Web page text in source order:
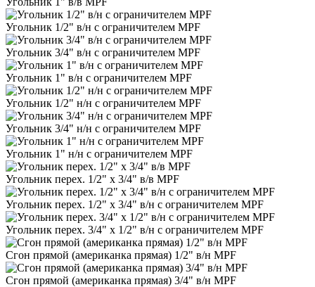
Угольник 1/2" в/н с ограничителем MPF
Угольник 3/4" в/н с ограничителем MPF
Угольник 1" в/н с ограничителем MPF
Угольник 1/2" н/н с ограничителем MPF
Угольник 3/4" н/н с ограничителем MPF
Угольник 1" н/н с ограничителем MPF
Угольник перех. 1/2" х 3/4" в/в MPF
Угольник перех. 1/2" х 3/4" в/н с ограничителем MPF
Угольник перех. 3/4" х 1/2" в/н с ограничителем MPF
Сгон прямой (американка прямая) 1/2" в/н MPF
Сгон прямой (американка прямая) 3/4" в/н MPF